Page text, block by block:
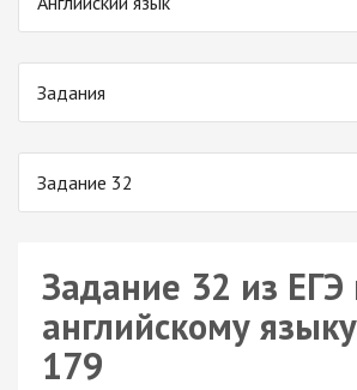
Задания
Задание 32
Задание 32 из ЕГЭ
английскому
179